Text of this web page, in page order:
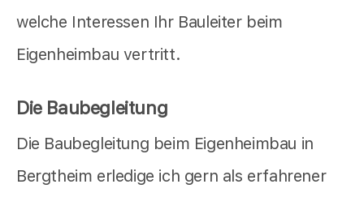
welche Interessen Ihr Bauleiter beim
Eigenheimbau vertritt.
Die Baubegleitung
Die Baubegleitung beim Eigenheimbau in
Bergtheim erledige ich gern als erfahrener